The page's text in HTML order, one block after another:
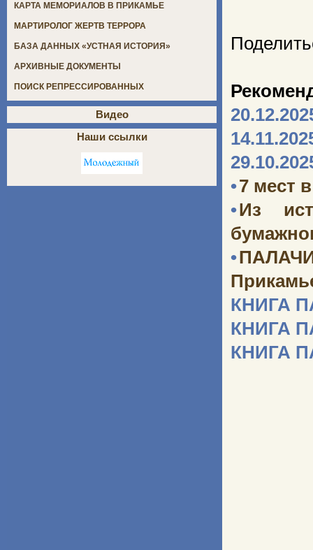
•7 мест
•Из
•
КНИГА
КНИГА
КНИГА
КАРТА МЕМОРИАЛОВ В ПРИКАМЬЕ
МАРТИРОЛОГ ЖЕРТВ ТЕРРОРА
БАЗА ДАННЫХ «УСТНАЯ ИСТОРИЯ»
АРХИВНЫЕ ДОКУМЕНТЫ
ПОИСК РЕПРЕССИРОВАННЫХ
Видео
Наши ссылки